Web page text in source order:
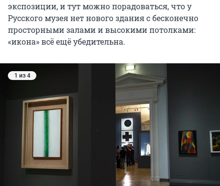
экспозиции, и тут можно порадоваться, что у
Русского музея нет нового здания с бесконечно
просторными залами и высокими потолками:
«икона» всё ещё убедительна.
1 из 4